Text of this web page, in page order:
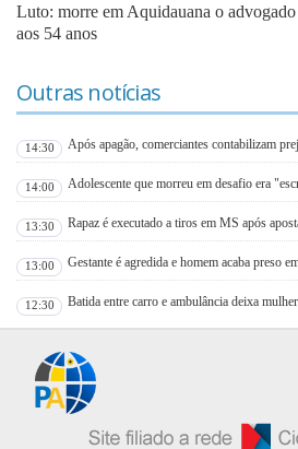
Luto: morre em Aquidauana o
aos 54 anos
Outras notícias
14:30 Após apagão, comerciantes contabilizam
14:00 Adolescente que morreu em desafio era
13:30 Rapaz é executado a tiros em MS após
13:00 Gestante é agredida e homem acaba preso
12:30 Batida entre carro e ambulância deixa